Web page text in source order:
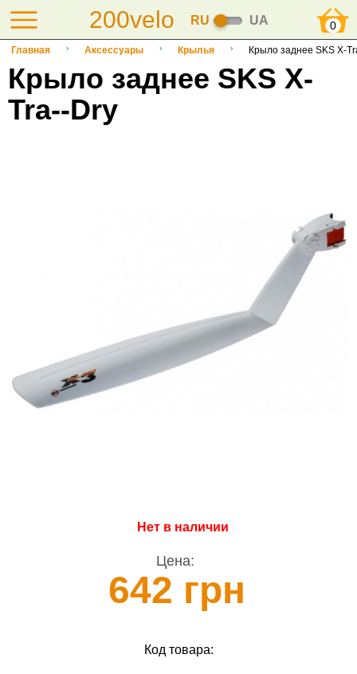
200velo RU UA 0
Главная Аксессуары Крылья Крыло заднее SKS X-
Крыло заднее SKS X-
Tra--Dry
Нет в наличии
Цена:
642 грн
Код товара: